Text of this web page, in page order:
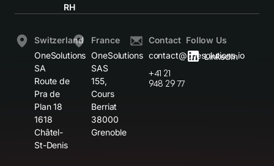
RH
Switzerland
OneSolutions
SA
Route de
Pra de
Plan 18
1618
Châtel-
St-Denis
France
OneSolutions
SAS
155,
Cours
Berriat
38000
Grenoble
Contact
contact@onesolutions.io
+41 21
948 29 77
Follow Us
LinkedIn